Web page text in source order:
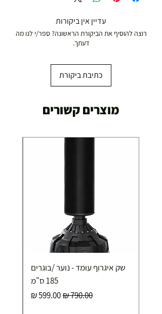
עדיין אין ביקורות
רוצה להוסיף את הביקורת הראשונה? ספר/י לנו מה
דעתך.
כתיבת ביקורת
מוצרים קשורים
שק איגרוף עומד - נוער /בוגרים
185 ס"מ
מחיר רגילמחיר מבצע